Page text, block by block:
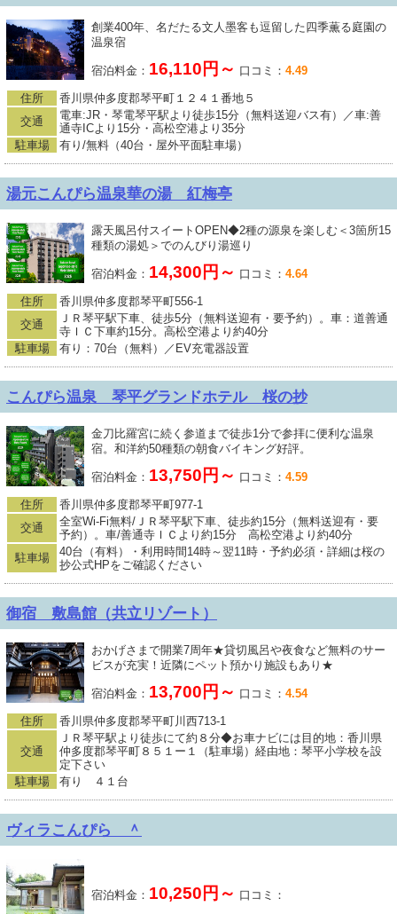
創業400年、名だたる文人墨客も逗留した四季薫る庭園の
温泉宿
宿泊料金： 16,110円～ 口コミ： 4.49
住所
香川県仲多度郡琴平町１２４１番地５
交通
電車:JR・琴電琴平駅より徒歩15分（無料送迎バス有）／車:善
通寺ICより15分・高松空港より35分
駐車場
有り/無料（40台・屋外平面駐車場）
湯元こんぴら温泉華の湯 紅梅亭
露天風呂付スイートOPEN◆2種の源泉を楽しむ＜3箇所15
種類の湯処＞でのんびり湯巡り
宿泊料金： 14,300円～ 口コミ： 4.64
住所
香川県仲多度郡琴平町556-1
交通
ＪＲ琴平駅下車、徒歩5分（無料送迎有・要予約）。車：道善通
寺ＩＣ下車約15分。高松空港より約40分
駐車場
有り：70台（無料）／EV充電器設置
こんぴら温泉 琴平グランドホテル 桜の抄
金刀比羅宮に続く参道まで徒歩1分で参拝に便利な温泉
宿。和洋約50種類の朝食バイキング好評。
宿泊料金： 13,750円～ 口コミ： 4.59
住所
香川県仲多度郡琴平町977-1
交通
全室Wi-Fi無料/ＪＲ琴平駅下車、徒歩約15分（無料送迎有・要
予約）。車/善通寺ＩＣより約15分 高松空港より約40分
駐車場
40台（有料）・利用時間14時～翌11時・予約必須・詳細は桜の
抄公式HPをご確認ください
御宿 敷島館（共立リゾート）
おかげさまで開業7周年★貸切風呂や夜食など無料のサー
ビスが充実！近隣にペット預かり施設もあり★
宿泊料金： 13,700円～ 口コミ： 4.54
住所 香川県仲多度郡琴平町川西713-1
交通
ＪＲ琴平駅より徒歩にて約８分◆お車ナビには目的地：香川県
仲多度郡琴平町８５１ー１（駐車場）経由地：琴平小学校を設
定下さい
駐車場
有り ４１台
ヴィラこんぴら ＾
宿泊料金： 10,250円～ 口コミ：